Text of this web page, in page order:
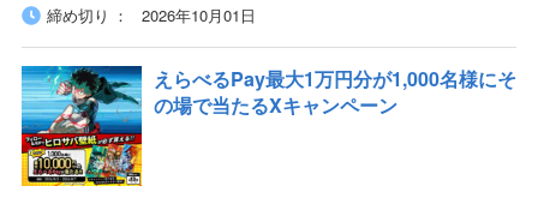
締め切り
2026年10月01日
えらべるPay最大1万円分が1,000名様にそ
の場で当たるXキャンペーン